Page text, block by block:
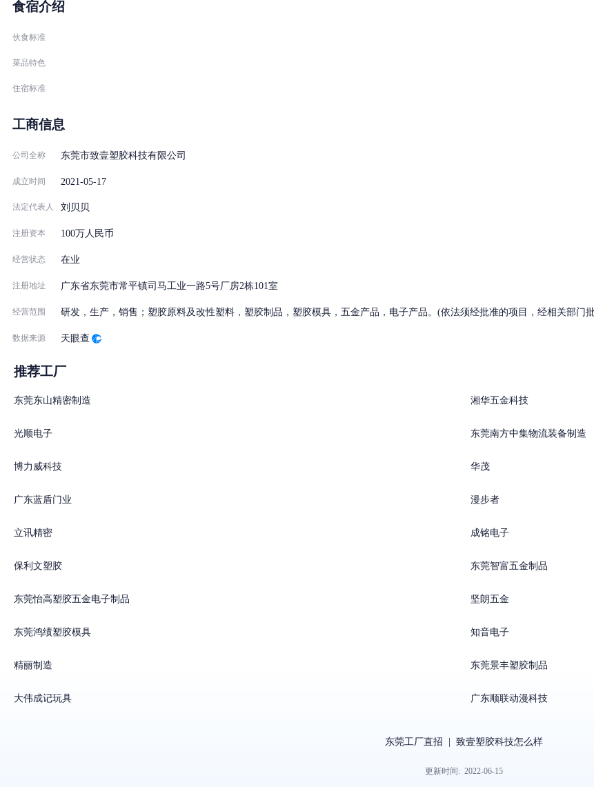
食宿介绍
伙食标准
菜品特色
住宿标准
工商信息
公司全称 东莞市致壹塑胶科技有限公司
成立时间 2021-05-17
法定代表人 刘贝贝
注册资本 100万人民币
经营状态 在业
注册地址 广东省东莞市常平镇司马工业一路5号厂房2栋101室
经营范围 研发，生产，销售；塑胶原料及改性塑料，塑胶制品，塑胶模具，五金产品，电子产品。(依法须经批准的项目，经相关部门
数据来源 天眼查
推荐工厂
东莞东山精密制造 湘华五金科技
光顺电子 东莞南方中集物流装备制造
博力威科技 华茂
广东蓝盾门业 漫步者
立讯精密 成铭电子
保利文塑胶 东莞智富五金制品
东莞怡高塑胶五金电子制品 坚朗五金
东莞鸿绩塑胶模具 知音电子
精丽制造 东莞景丰塑胶制品
大伟成记玩具 广东顺联动漫科技
东莞工厂直招 致壹塑胶科技怎么样
更新时间: 2022-06-15